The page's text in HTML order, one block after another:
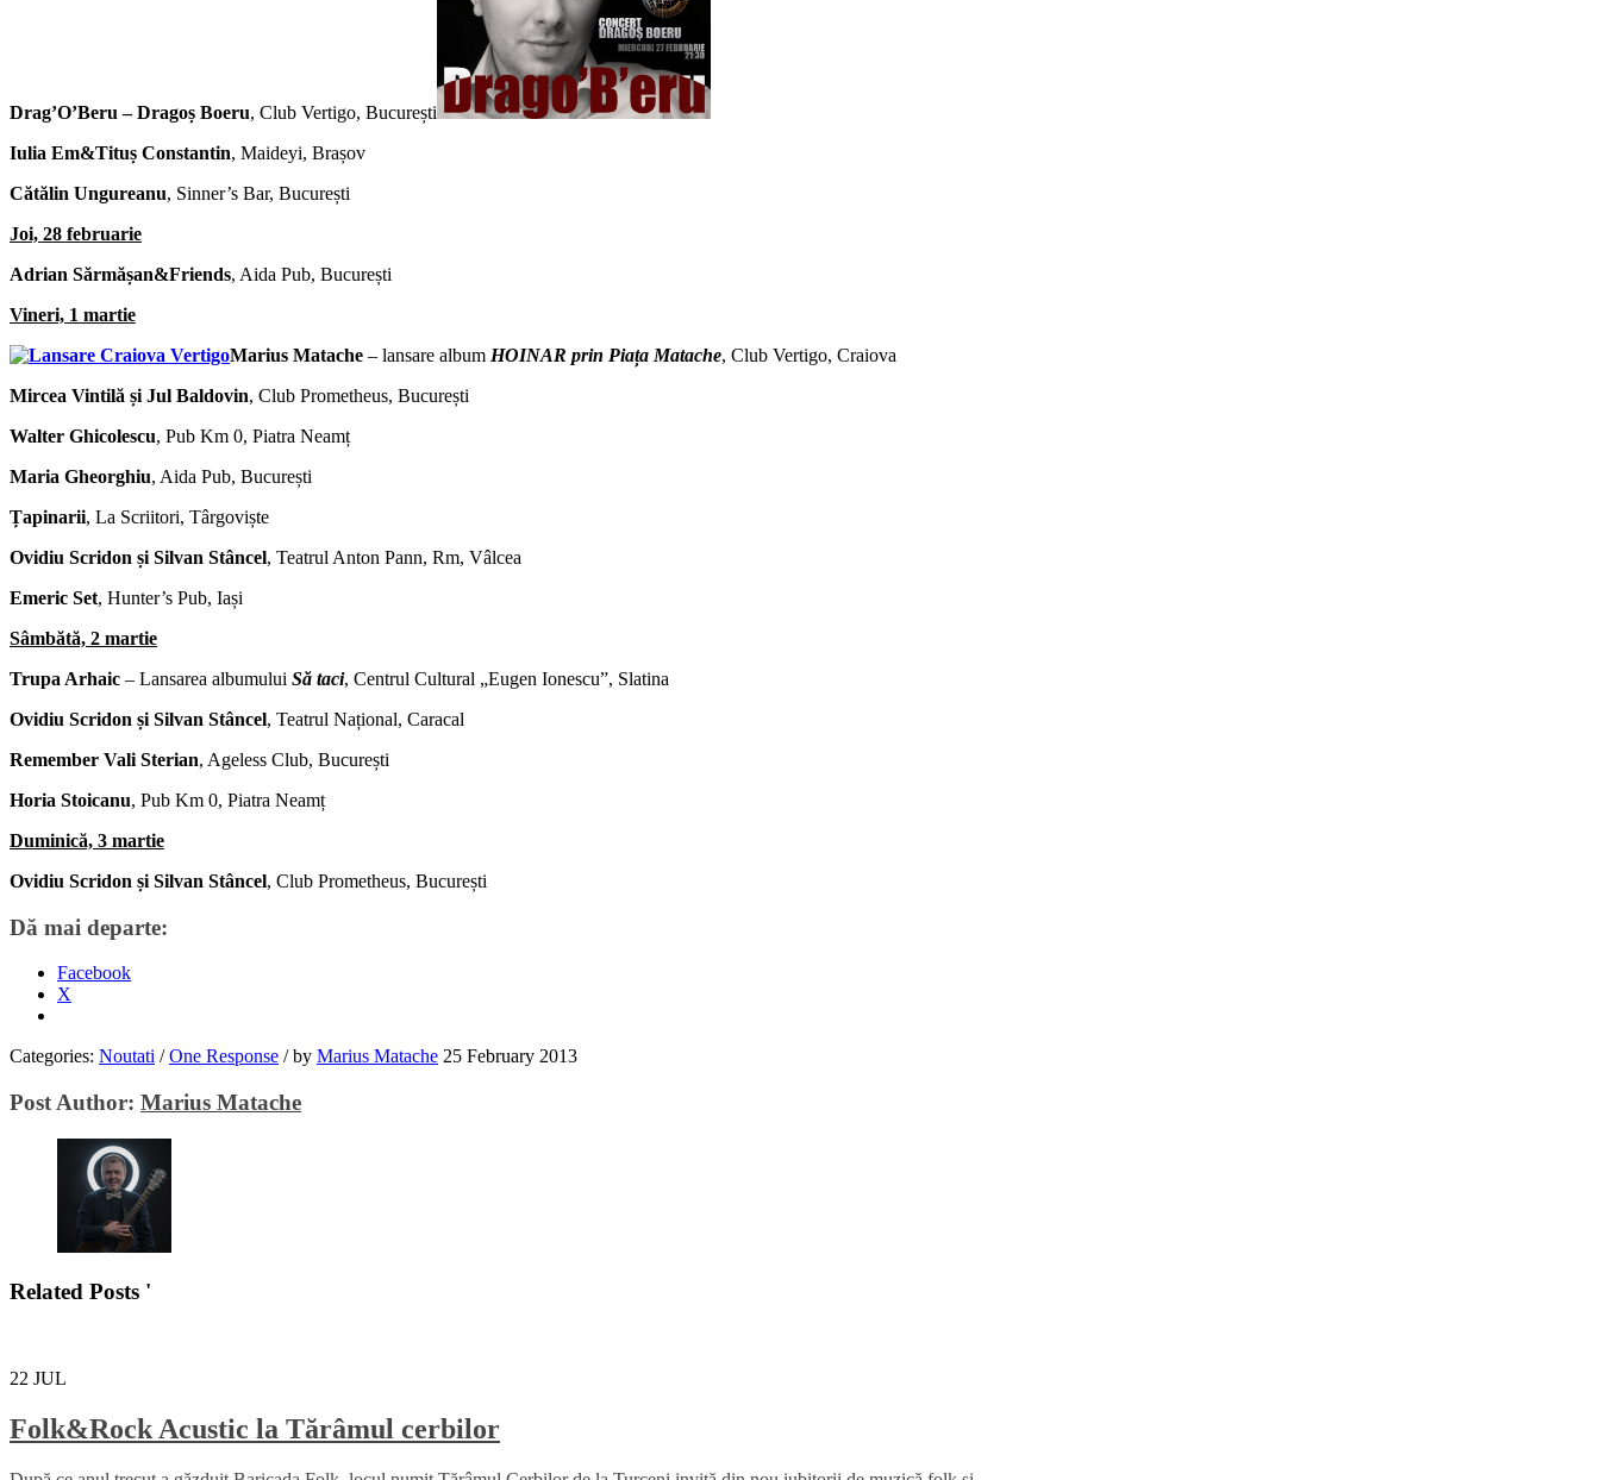
Drag’O’Beru – Dragoș Boeru, Club Vertigo, București
Iulia Em&Tituș Constantin, Maideyi, Brașov
Cătălin Ungureanu, Sinner’s Bar, București
Joi, 28 februarie
Adrian Sărmășan&Friends, Aida Pub, București
Vineri, 1 martie
Marius Matache – lansare album HOINAR prin Piața Matache, Club Vertigo, Craiova
Mircea Vintilă și Jul Baldovin, Club Prometheus, București
Walter Ghicolescu, Pub Km 0, Piatra Neamț
Maria Gheorghiu, Aida Pub, București
Țapinarii, La Scriitori, Târgoviște
Ovidiu Scridon și Silvan Stâncel, Teatrul Anton Pann, Rm, Vâlcea
Emeric Set, Hunter’s Pub, Iași
Sâmbătă, 2 martie
Trupa Arhaic – Lansarea albumului Să taci, Centrul Cultural „Eugen Ionescu”, Slatina
Ovidiu Scridon și Silvan Stâncel, Teatrul Național, Caracal
Remember Vali Sterian, Ageless Club, București
Horia Stoicanu, Pub Km 0, Piatra Neamț
Duminică, 3 martie
Ovidiu Scridon și Silvan Stâncel, Club Prometheus, București
Dă mai departe:
Facebook
X
Categories: Noutati / One Response /by Marius Matache 25 February 2013
Post Author: Marius Matache
Related Posts '
22 JUL
Folk&Rock Acustic la Tărâmul cerbilor